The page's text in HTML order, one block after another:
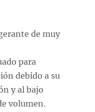
de muy
para
debido a su
y al bajo
volumen.